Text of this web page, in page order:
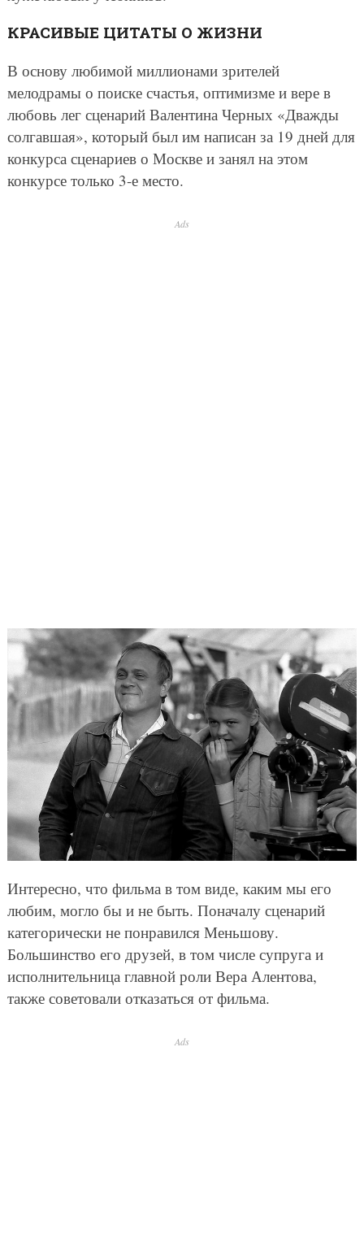
КРАСИВЫЕ ЦИТАТЫ О ЖИЗНИ
В основу любимой миллионами зрителей
мелодрамы о поиске счастья, оптимизме и вере в
любовь лег сценарий Валентина Черных «Дважды
солгавшая», который был им написан за 19 дней для
конкурса сценариев о Москве и занял на этом
конкурсе только 3-е место.
Ads
Интересно, что фильма в том виде, каким мы его
любим, могло бы и не быть. Поначалу сценарий
категорически не понравился Меньшову.
Большинство его друзей, в том числе супруга и
исполнительница главной роли Вера Алентова,
также советовали отказаться от фильма.
Ads